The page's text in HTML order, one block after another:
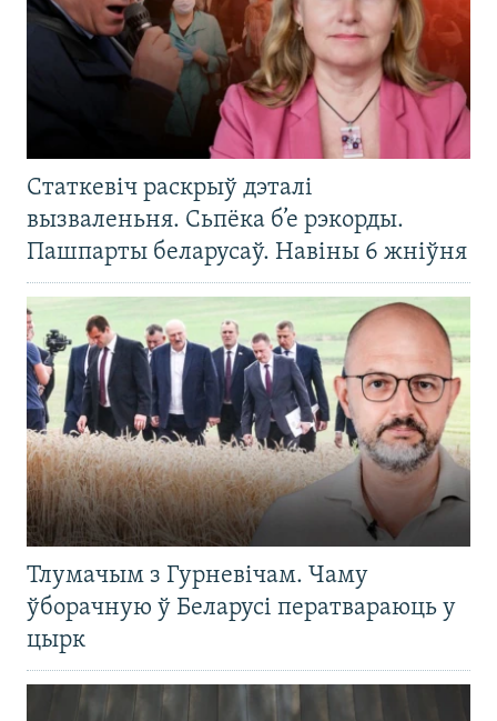
Статкевіч раскрыў дэталі
вызваленьня. Сьпёка б’е рэкорды.
Пашпарты беларусаў. Навіны 6 жніўня
Тлумачым з Гурневічам. Чаму
ўборачную ў Беларусі ператвараюць у
цырк